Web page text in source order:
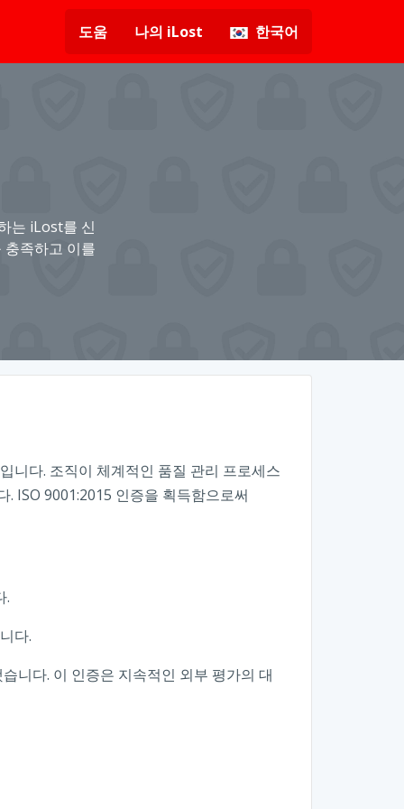
도움 나의 iLost 한국어
는 iLost를 신
충족하고 이를
니다. 조직이 체계적인 품질 관리 프로세스
ISO 9001:2015 인증을 획득함으로써
.
다.
니다. 이 인증은 지속적인 외부 평가의 대